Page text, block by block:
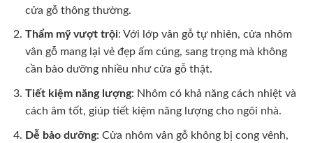
cửa gỗ thông thường.
Thẩm mỹ vượt trội: Với lớp vân gỗ tự nhiên, cửa nhôm
vân gỗ mang lại vẻ đẹp ấm cúng, sang trọng mà không
cần bảo dưỡng nhiều như cửa gỗ thật.
Tiết kiệm năng lượng: Nhôm có khả năng cách nhiệt và
cách âm tốt, giúp tiết kiệm năng lượng cho ngôi nhà.
Dễ bảo dưỡng: Cửa nhôm vân gỗ không bị cong vênh,